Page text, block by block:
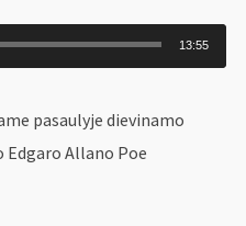
13:55
pasaulyje dievinamo
Allano Poe